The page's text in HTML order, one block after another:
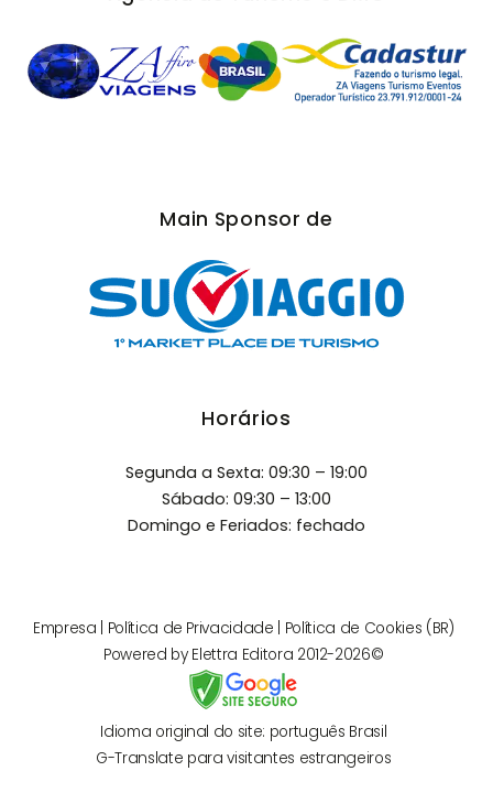
Main Sponsor de
Horários
Segunda a Sexta: 09:30 – 19:00
Sábado: 09:30 – 13:00
Domingo e Feriados: fechado
Empresa Política de Privacidade
Política de Cookies (BR)
Powered by Elettra Editora 2012-2026©
Idioma original do site: português Brasil
G-Translate para visitantes estrangeiros